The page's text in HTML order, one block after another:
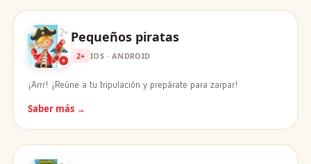
Pequeños piratas
2+ IOS · ANDROID
¡Arrr! ¡Reúne a tu tripulación y prepárate para zarpar!
Saber más →